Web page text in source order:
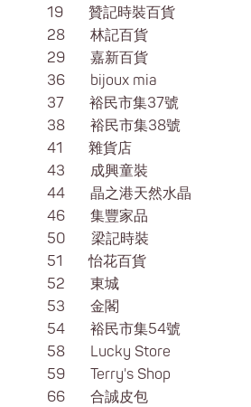
19 贊記時裝百貨
28 林記百貨
29 嘉新百貨
36 bijoux mia
37 裕民市集37號
38 裕民市集38號
41 雜貨店
43 成興童裝
44 晶之港天然水晶
46 集豐家品
50 梁記時裝
51 怡花百貨
52 東城
53 金閣
54 裕民市集54號
58 Lucky Store
59 Terry's Shop
66 合誠皮包